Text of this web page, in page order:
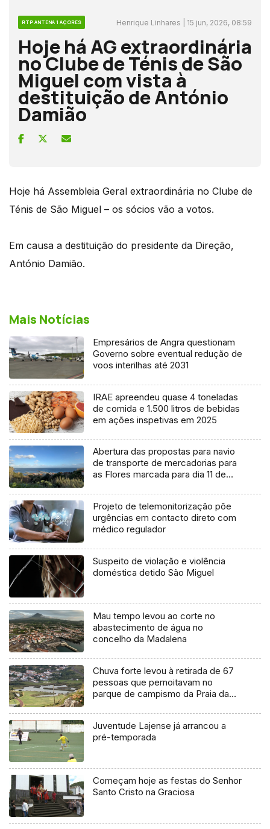
RTP ANTENA 1 AÇORES Henrique Linhares | 15 jun, 2026, 08:59
Hoje há AG extraordinária
no Clube de Ténis de São
Miguel com vista à
destituição de António
Damião
Hoje há Assembleia Geral extraordinária no Clube de
Ténis de São Miguel – os sócios vão a votos.
Em causa a destituição do presidente da Direção,
António Damião.
Mais Notícias
Empresários de Angra questionam
Governo sobre eventual redução de
voos interilhas até 2031
IRAE apreendeu quase 4 toneladas
de comida e 1.500 litros de bebidas
em ações inspetivas em 2025
Abertura das propostas para navio
de transporte de mercadorias para
as Flores marcada para dia 11 de
Projeto de telemonitorização põe
urgências em contacto direto com
médico regulador
Suspeito de violação e violência
doméstica detido São Miguel
Mau tempo levou ao corte no
abastecimento de água no
concelho da Madalena
Chuva forte levou à retirada de 67
pessoas que pernoitavam no
parque de campismo da Praia da
Juventude Lajense já arrancou a
pré-temporada
Começam hoje as festas do Senhor
Santo Cristo na Graciosa